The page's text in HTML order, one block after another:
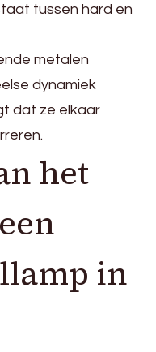
tussen hard en
metalen
dynamiek
dat ze elkaar
het
in